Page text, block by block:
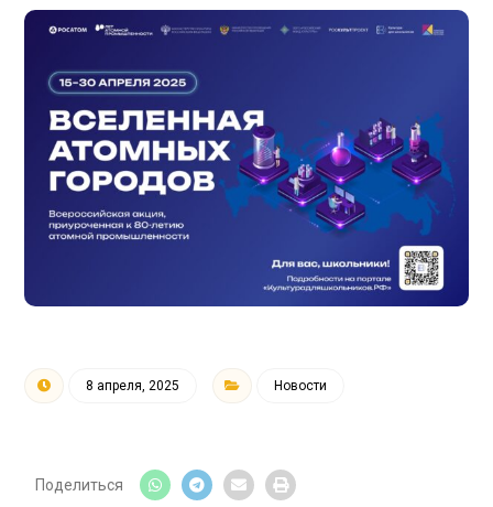
8 апреля, 2025 Новости